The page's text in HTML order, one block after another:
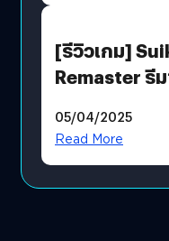
[รีวิวเกม]
Remaster รี
05/04/2025
Read More